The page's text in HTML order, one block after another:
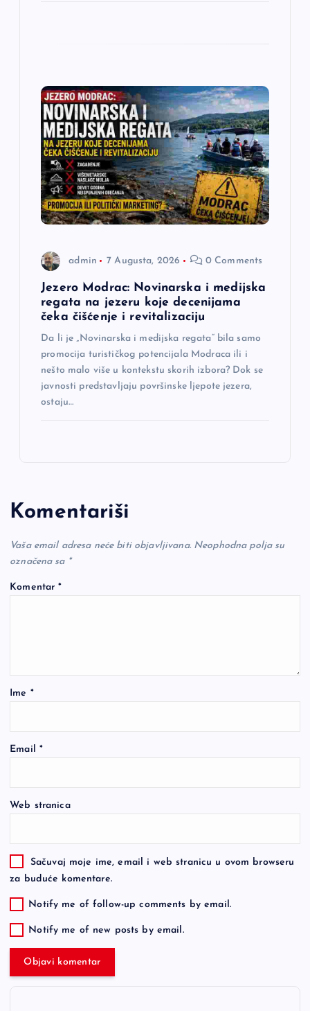
admin 7 Augusta, 2026 0 Comments
Jezero Modrac: Novinarska i medijska
regata na jezeru koje decenijama
čeka čišćenje i revitalizaciju
Da li je „Novinarska i medijska regata“ bila samo
promocija turističkog potencijala Modraca ili i
nešto malo više u kontekstu skorih izbora? Dok se
javnosti predstavljaju površinske ljepote jezera,
ostaju…
Komentariši
Vaša email adresa neće biti objavljivana. Neophodna polja su
označena sa *
Komentar*
Ime *
Email *
Web stranica
Sačuvaj moje ime, email i web stranicu u ovom browseru
za buduće komentare.
Notify me of follow-up comments by email.
Notify me of new posts by email.